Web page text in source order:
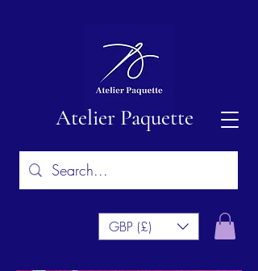
Atelier Paquette
GBP (£)